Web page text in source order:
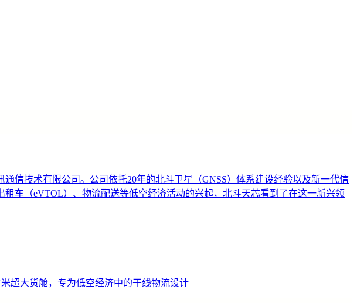
信技术有限公司。公司依托20年的北斗卫星（GNSS）体系建设经验以及新一代信
车（eVTOL）、物流配送等低空经济活动的兴起，北斗天芯看到了在这一新兴领
超大货舱，专为低空经济中的干线物流设计